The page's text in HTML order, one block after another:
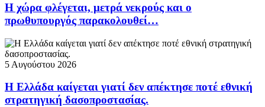
Η χώρα φλέγεται, μετρά νεκρούς και ο
πρωθυπουργός παρακολουθεί…
5 Αυγούστου 2026
Η Ελλάδα καίγεται γιατί δεν απέκτησε ποτέ εθνική
στρατηγική δασοπροστασίας.